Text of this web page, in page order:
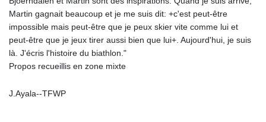
MRU 40.165112
MUR 46.939753
MVR 15.45971
Martin gagnait beaucoup et je me suis dit: +c'est peut-être
impossible mais peut-être que je peux skier vite comme lui et
peut-être que je jeux tirer aussi bien que lui+. Aujourd'hui, je suis
là. J'écris l'histoire du biathlon."
Propos recueillis en zone mixte
J.Ayala--TFWP